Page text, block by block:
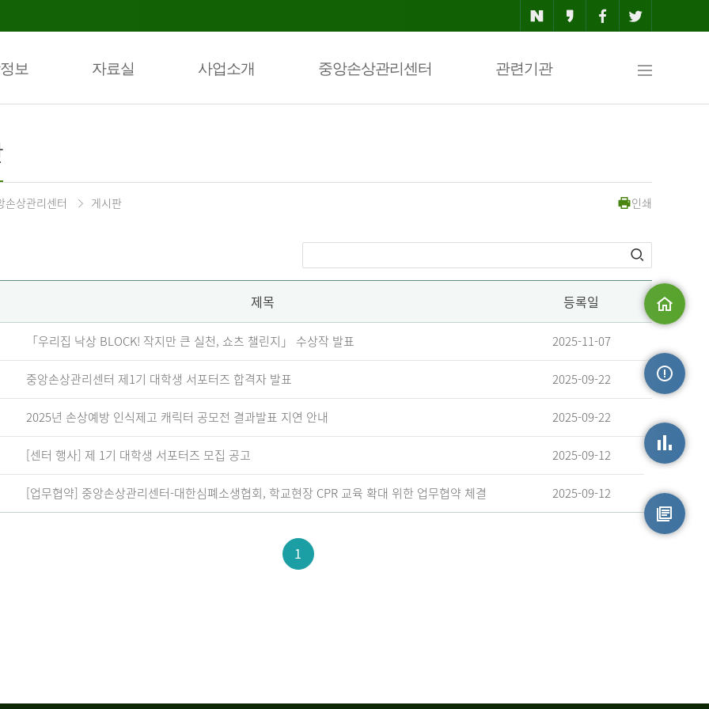
보 자료실 사업소개 중앙손상관리센터 관련기관
맵
손상관리센터 게시판 인쇄
제목 등록일
「우리집 낙상 BLOCK! 작지만 큰 실천, 쇼츠 챌린지」 수상작 발표 2025-11-07
중앙손상관리센터 제1기 대학생 서포터즈 합격자 발표 2025-09-22
2025년 손상예방 인식제고 캐릭터 공모전 결과발표 지연 안내 2025-09-22
[센터 행사] 제 1기 대학생 서포터즈 모집 공고 2025-09-12
[업무협약] 중앙손상관리센터-대한심폐소생협회, 학교현장 CPR 교육 확대 위한 업무협약 체결 2025-09-12
1